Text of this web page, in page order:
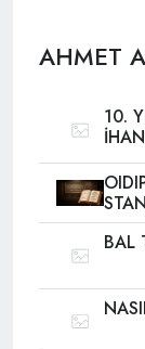
AHMET
10.
BAL